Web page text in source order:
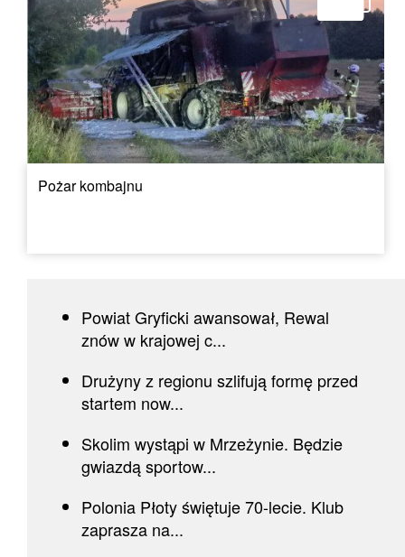
Pożar kombajnu
Powiat Gryficki awansował, Rewal
znów w krajowej c...
Drużyny z regionu szlifują formę przed
startem now...
Skolim wystąpi w Mrzeżynie. Będzie
gwiazdą sportow...
Polonia Płoty świętuje 70-lecie. Klub
zaprasza na...